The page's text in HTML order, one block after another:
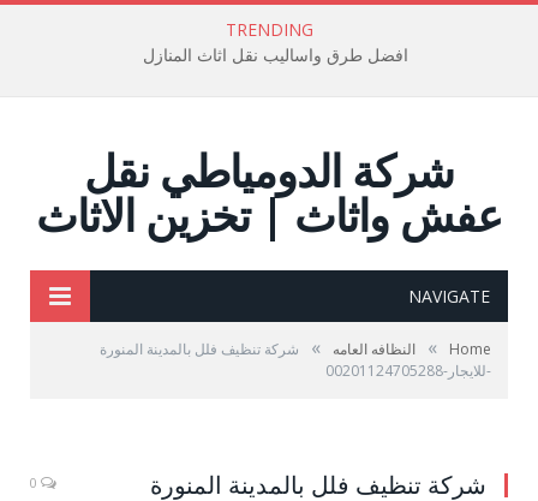
TRENDING
افضل طرق واساليب نقل اثاث المنازل
شركة الدومياطي نقل
عفش واثاث | تخزين الاثاث
NAVIGATE
Home
» النظافه العامه »
شركة تنظيف فلل بالمدينة المنورة
-للايجار-00201124705288
شركة تنظيف فلل بالمدينة المنورة